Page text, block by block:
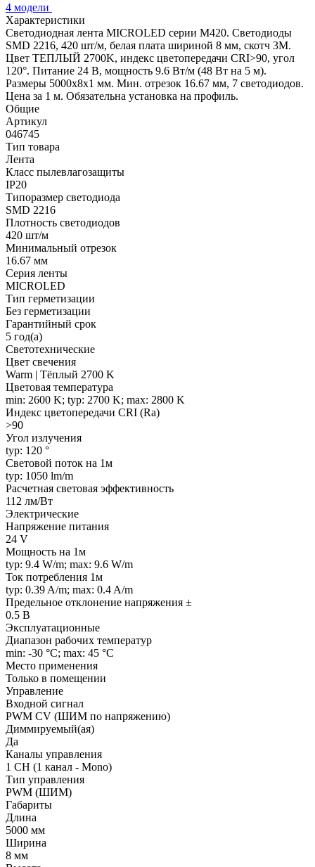
4 модели
Характеристики
Светодиодная лента MICROLED серии M420. Светодиоды
SMD 2216, 420 шт/м, белая плата шириной 8 мм, скотч 3M.
Цвет ТЕПЛЫЙ 2700K, индекс цветопередачи CRI>90, угол
120°. Питание 24 В, мощность 9.6 Вт/м (48 Вт на 5 м).
Размеры 5000x8x1 мм. Мин. отрезок 16.67 мм, 7 светодиодов.
Цена за 1 м. Обязательна установка на профиль.
Общие
Артикул
046745
Тип товара
Лента
Класс пылевлагозащиты
IP20
Типоразмер светодиода
SMD 2216
Плотность светодиодов
420 шт/м
Минимальный отрезок
16.67 мм
Серия ленты
MICROLED
Тип герметизации
Без герметизации
Гарантийный срок
5 год(а)
Светотехнические
Цвет свечения
Warm | Тёплый 2700 K
Цветовая температура
min: 2600 K; typ: 2700 K; max: 2800 K
Индекс цветопередачи CRI (Ra)
>90
Угол излучения
typ: 120 °
Световой поток на 1м
typ: 1050 lm/m
Расчетная световая эффективность
112 лм/Вт
Электрические
Напряжение питания
24 V
Мощность на 1м
typ: 9.4 W/m; max: 9.6 W/m
Ток потребления 1м
typ: 0.39 A/m; max: 0.4 A/m
Предельное отклонение напряжения ±
0.5 В
Эксплуатационные
Диапазон рабочих температур
min: -30 °C; max: 45 °C
Место применения
Только в помещении
Управление
Входной сигнал
PWM СV (ШИМ по напряжению)
Диммируемый(ая)
Да
Каналы управления
1 CH (1 канал - Mono)
Тип управления
PWM (ШИМ)
Габариты
Длина
5000 мм
Ширина
8 мм